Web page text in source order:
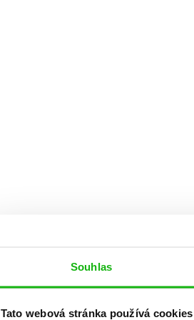
Souhlas
Tato webová stránka používá cookies